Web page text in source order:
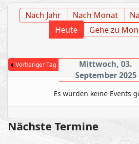
Nach Jahr Nach Monat
Heute
Gehe zu
Vorheriger Tag
Mittwoch, 03.
September 2025
Es wurden keine Events
Nächste Termine